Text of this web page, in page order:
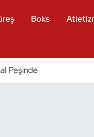
Boks
Peşinde